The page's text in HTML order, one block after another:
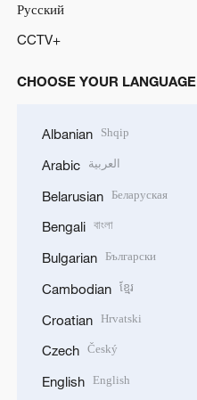
Русский
CCTV+
CHOOSE YOUR LANGUAGE
Albanian Shqip
Arabic العربية
Belarusian Беларуская
Bengali বাংলা
Bulgarian Български
Cambodian ខ្មែរ
Croatian Hrvatski
Czech Český
English English